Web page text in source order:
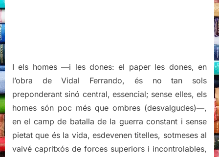
I els homes —i les dones: el paper les dones, en
l’obra de Vidal Ferrando, és no tan sols
preponderant sinó central, essencial; sense elles, els
homes són poc més que ombres (desvalgudes)—,
en el camp de batalla de la guerra constant i sense
pietat que és la vida, esdevenen titelles, sotmeses al
vaivé capritxós de forces superiors i incontrolables,